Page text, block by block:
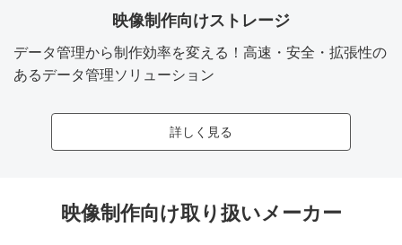
映像制作向けストレージ
データ管理から制作効率を変える！高速・安全・拡張性の
あるデータ管理ソリューション
詳しく見る
映像制作向け取り扱いメーカー